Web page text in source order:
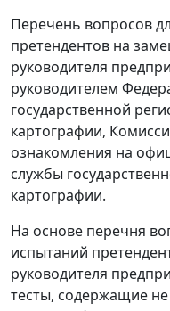
Перечень вопросов
претендентов на
руководителя
руководителем
государственной
картографии,
ознакомления на
службы
картографии.
На основе перечня
испытаний
руководителя
тесты, содержащие